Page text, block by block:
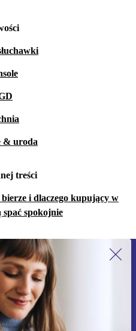
& uroda
treści
i dlaczego kupujący w
spokojnie
newsletter!
oferty.